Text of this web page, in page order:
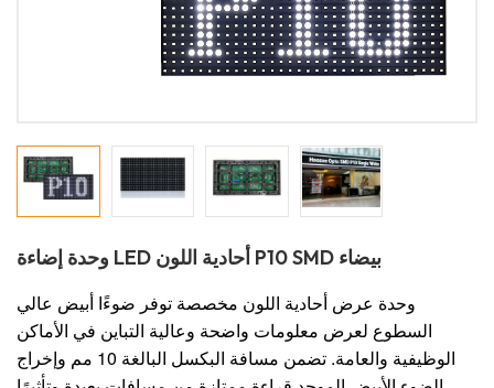
وحدة إضاءة LED أحادية اللون P10 SMD بيضاء
وحدة عرض أحادية اللون مخصصة توفر ضوءًا أبيض عالي
السطوع لعرض معلومات واضحة وعالية التباين في الأماكن
الوظيفية والعامة. تضمن مسافة البكسل البالغة 10 مم وإخراج